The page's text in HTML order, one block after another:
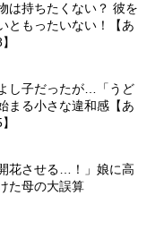
は持ちたくない？ 彼を
ともったいない！【あ
し子だったが…「うど
まる小さな違和感【あ
花させる…！」娘に高
た母の大誤算